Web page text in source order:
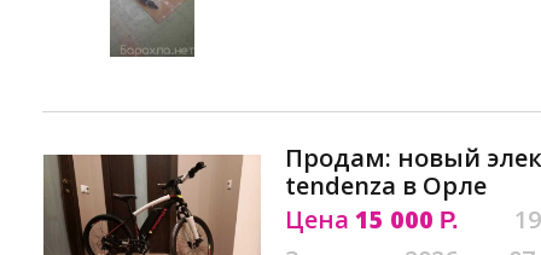
Продам: новый
tendenza в Орле
Цена 15 000 Р.